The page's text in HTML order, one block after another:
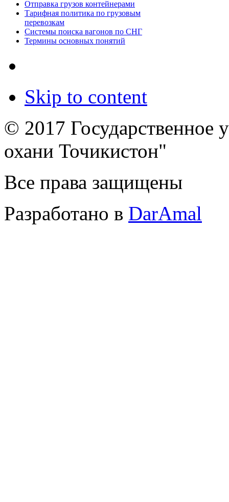
Отправка грузов контейнерами
Тарифная политика по грузовым
перевозкам
Системы поиска вагонов по СНГ
Термины основных понятий
Skip to content
© 2017 Государственное
охани Точикистон"
Все права защищены
Разработано в DarAmal